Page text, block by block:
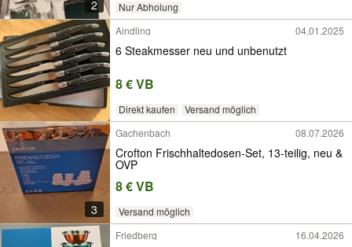
2
Nur Abholung
Aindling
04.01.2025
6 Steakmesser neu und unbenutzt
8 € VB
Direkt kaufen Versand möglich
3
Gachenbach 08.07.2026
Crofton Frischhaltedosen-Set, 13-teilig, neu &
OVP
8 € VB
Versand möglich
Friedberg
16.04.2026